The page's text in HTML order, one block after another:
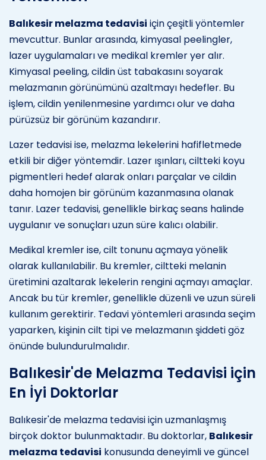
Balıkesir melazma tedavisi için çeşitli yöntemler
mevcuttur. Bunlar arasında, kimyasal peelingler,
lazer uygulamaları ve medikal kremler yer alır.
Kimyasal peeling, cildin üst tabakasını soyarak
melazmanın görünümünü azaltmayı hedefler. Bu
işlem, cildin yenilenmesine yardımcı olur ve daha
pürüzsüz bir görünüm kazandırır.
Lazer tedavisi ise, melazma lekelerini hafifletmede
etkili bir diğer yöntemdir. Lazer ışınları, ciltteki koyu
pigmentleri hedef alarak onları parçalar ve cildin
daha homojen bir görünüm kazanmasına olanak
tanır. Lazer tedavisi, genellikle birkaç seans halinde
uygulanır ve sonuçları uzun süre kalıcı olabilir.
Medikal kremler ise, cilt tonunu açmaya yönelik
olarak kullanılabilir. Bu kremler, ciltteki melanin
üretimini azaltarak lekelerin rengini açmayı amaçlar.
Ancak bu tür kremler, genellikle düzenli ve uzun süreli
kullanım gerektirir. Tedavi yöntemleri arasında seçim
yaparken, kişinin cilt tipi ve melazmanın şiddeti göz
önünde bulundurulmalıdır.
Balıkesir'de Melazma Tedavisi için
En İyi Doktorlar
Balıkesir'de melazma tedavisi için uzmanlaşmış
birçok doktor bulunmaktadır. Bu doktorlar, Balıkesir
melazma tedavisi konusunda deneyimli ve güncel